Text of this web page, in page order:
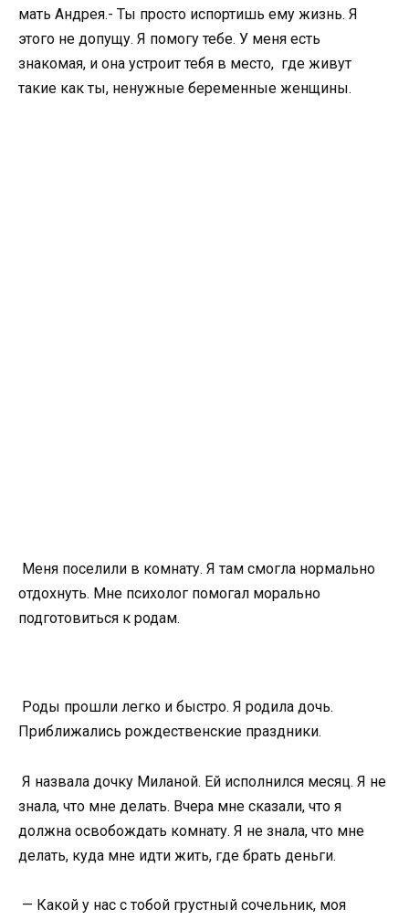
мать Андрея.- Ты просто испортишь ему жизнь. Я
этого не допущу. Я помогу тебе. У меня есть
знакомая, и она устроит тебя в место, где живут
такие как ты, ненужные беременные женщины.
Меня поселили в комнату. Я там смогла нормально
отдохнуть. Мне психолог помогал морально
подготовиться к родам.
Роды прошли легко и быстро. Я родила дочь.
Приближались рождественские праздники.
Я назвала дочку Миланой. Ей исполнился месяц. Я не
знала, что мне делать. Вчера мне сказали, что я
должна освобождать комнату. Я не знала, что мне
делать, куда мне идти жить, где брать деньги.
— Какой у нас с тобой грустный сочельник, моя